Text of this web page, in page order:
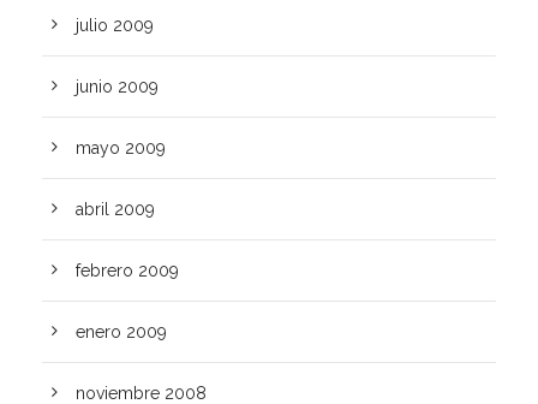
julio 2009
junio 2009
mayo 2009
abril 2009
febrero 2009
enero 2009
noviembre 2008